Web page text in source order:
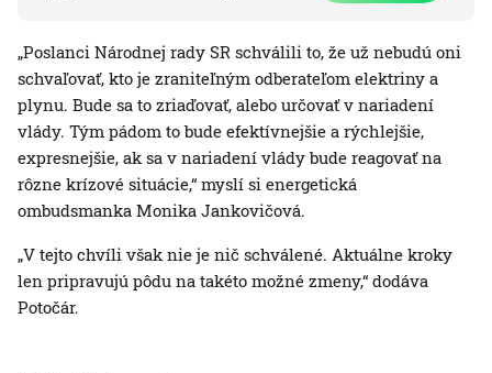
„Poslanci Národnej rady SR schválili to, že už nebudú oni
schvaľovať, kto je zraniteľným odberateľom elektriny a
plynu. Bude sa to zriaďovať, alebo určovať v nariadení
vlády. Tým pádom to bude efektívnejšie a rýchlejšie,
expresnejšie, ak sa v nariadení vlády bude reagovať na
rôzne krízové situácie,“ myslí si energetická
ombudsmanka Monika Jankovičová.
„V tejto chvíli však nie je nič schválené. Aktuálne kroky
len pripravujú pôdu na takéto možné zmeny,“ dodáva
Potočár.